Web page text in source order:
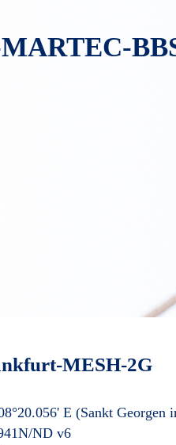
MESH-2G
E (Sankt Georgen
ND v6